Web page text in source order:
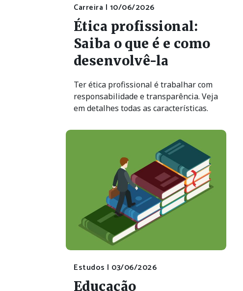
Carreira | 10/06/2026
Ética profissional:
Saiba o que é e como
desenvolvê-la
Ter ética profissional é trabalhar com
responsabilidade e transparência. Veja
em detalhes todas as características.
Estudos | 03/06/2026
Educação